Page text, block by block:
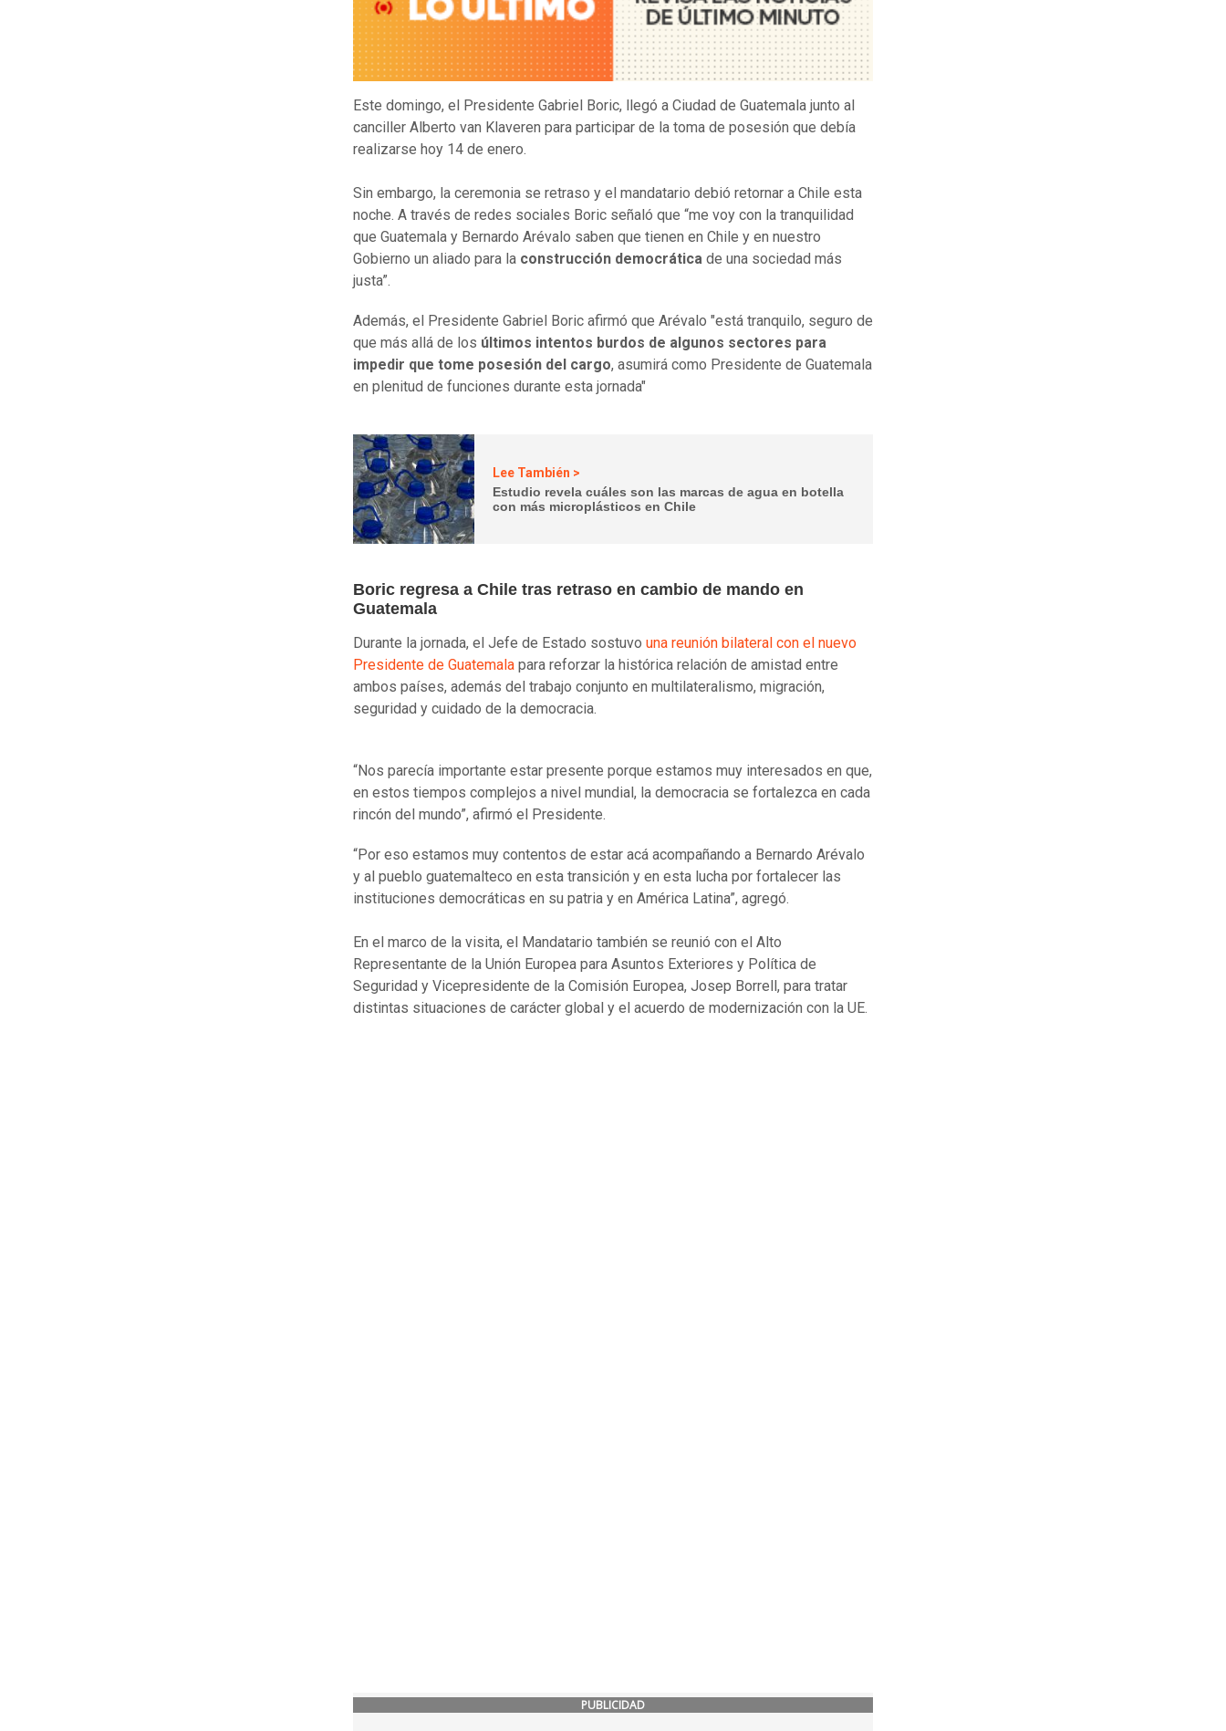
Este domingo, el Presidente Gabriel Boric, llegó a Ciudad de Guatemala junto al
canciller Alberto van Klaveren para participar de la toma de posesión que debía
realizarse hoy 14 de enero.
Sin embargo, la ceremonia se retraso y el mandatario debió retornar a Chile esta
noche. A través de redes sociales Boric señaló que “me voy con la tranquilidad
que Guatemala y Bernardo Arévalo saben que tienen en Chile y en nuestro
Gobierno un aliado para la construcción democrática de una sociedad más
justa”.
Además, el Presidente Gabriel Boric afirmó que Arévalo "está tranquilo, seguro de
que más allá de los últimos intentos burdos de algunos sectores para
impedir que tome posesión del cargo, asumirá como Presidente de Guatemala
en plenitud de funciones durante esta jornada"
Lee También >
Estudio revela cuáles son las marcas de agua en botella
con más microplásticos en Chile
Boric regresa a Chile tras retraso en cambio de mando en
Guatemala
Durante la jornada, el Jefe de Estado sostuvo una reunión bilateral con el nuevo
Presidente de Guatemala para reforzar la histórica relación de amistad entre
ambos países, además del trabajo conjunto en multilateralismo, migración,
seguridad y cuidado de la democracia.
“Nos parecía importante estar presente porque estamos muy interesados en que,
en estos tiempos complejos a nivel mundial, la democracia se fortalezca en cada
rincón del mundo”, afirmó el Presidente.
“Por eso estamos muy contentos de estar acá acompañando a Bernardo Arévalo
y al pueblo guatemalteco en esta transición y en esta lucha por fortalecer las
instituciones democráticas en su patria y en América Latina”, agregó.
En el marco de la visita, el Mandatario también se reunió con el Alto
Representante de la Unión Europea para Asuntos Exteriores y Política de
Seguridad y Vicepresidente de la Comisión Europea, Josep Borrell, para tratar
distintas situaciones de carácter global y el acuerdo de modernización con la UE.
PUBLICIDAD